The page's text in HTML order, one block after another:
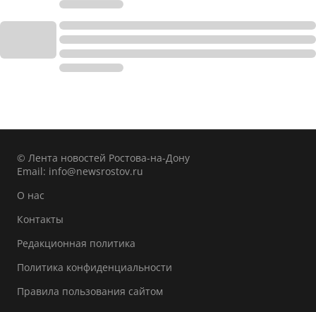
© Лента новостей Ростова-на-Дону
Email: info@newsrostov.ru
О нас
Контакты
Редакционная политика
Политика конфиденциальности
Правила пользования сайтом